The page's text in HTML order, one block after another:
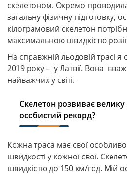
скелетоном. Окремо
загальну фізичну підготовку,
кілограмовий скелетон
максимальною швидкістю
На справжній льодовій трасі я
2019 року – у Латвії. Вона
найважчих у світі.
Скелетон розвиває
особистий рекорд?
Кожна траса має свої
швидкості у кожної свої.
швидкістю до 150 км/год. Мій